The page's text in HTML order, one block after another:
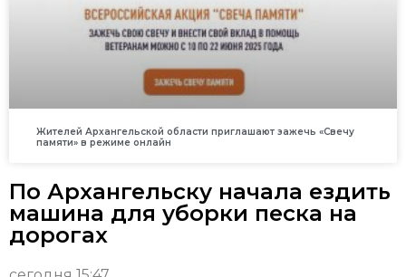
Жителей Архангельской области приглашают зажечь «Свечу
памяти» в режиме онлайн
По Архангельску начала ездить
машина для уборки песка на
дорогах